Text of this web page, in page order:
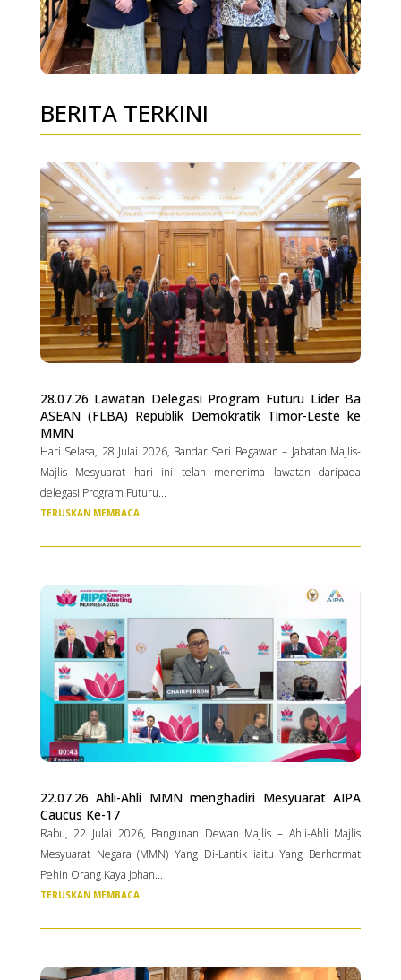
BERITA TERKINI
28.07.26 Lawatan Delegasi Program Futuru Lider Ba
ASEAN (FLBA) Republik Demokratik Timor-Leste ke
MMN
Hari Selasa, 28 Julai 2026, Bandar Seri Begawan – Jabatan Majlis-
Majlis Mesyuarat hari ini telah menerima lawatan daripada
delegasi Program Futuru...
TERUSKAN MEMBACA
22.07.26 Ahli-Ahli MMN menghadiri Mesyuarat AIPA
Caucus Ke-17
Rabu, 22 Julai 2026, Bangunan Dewan Majlis – Ahli-Ahli Majlis
Mesyuarat Negara (MMN) Yang Di-Lantik iaitu Yang Berhormat
Pehin Orang Kaya Johan...
TERUSKAN MEMBACA